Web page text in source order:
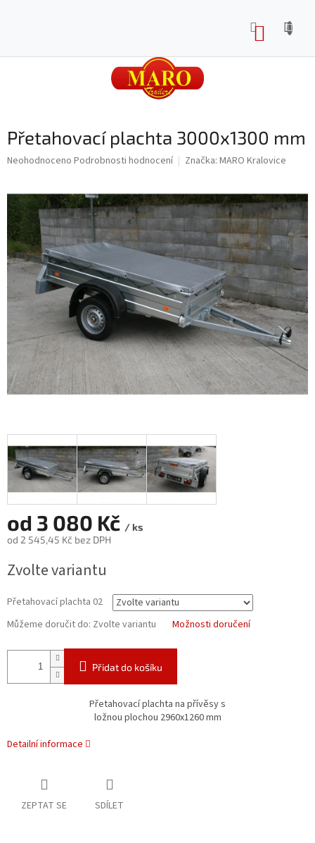
Přetahovací plachta 3000x1300 mm
Průměrné
je
0,0
z
5
hvězdiček.
Neohodnoceno Podrobnosti hodnocení Značka: MARO Kralovice
od 3 080 Kč / ks
od 2 545,45 Kč bez DPH
cena:
Zvolte variantu
Přetahovací plachta 02
Můžeme doručit do: Zvolte variantu Možnosti doručení
Přidat do košíku
Přetahovací plachta na přívěsy s
ložnou plochou 2960x1260 mm
Detailní informace
ZEPTAT SE SDÍLET